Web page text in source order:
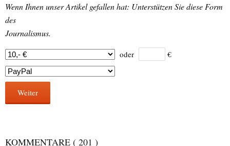
Wenn Ihnen unser Artikel gefallen hat: Unterstützen Sie diese Form
des
Journalismus.
oder €
Weiter
KOMMENTARE ( 201 )